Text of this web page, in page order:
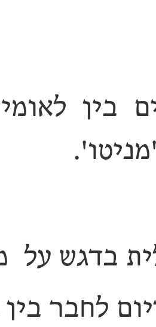
בין
בדגש על
לחבר